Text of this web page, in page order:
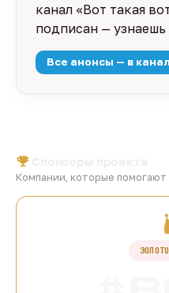
канал «Вот такая
подписан —
Все анонсы — в
Компании, которые